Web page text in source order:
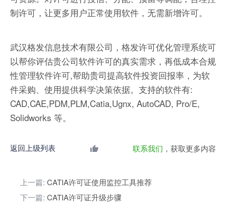
制许可，让更多用户正常使用软件，无需新增许可。
武汉格发信息技术有限公司，格发许可优化管理系统可
以帮你评估贵公司软件许可的真实需求，再低成本合规
性管理软件许可,帮助贵司提高软件投资回报率，为软
件采购、使用提供科学决策依据。支持的软件有:
CAD,CAE,PDM,PLM,Catia,Ugnx, AutoCAD, Pro/E,
Solidworks 等。
返回上级列表 联系我们 ，获取更多内容
上一篇: CATIA许可证使用监控工具推荐
下一篇: CATIA许可证升级步骤